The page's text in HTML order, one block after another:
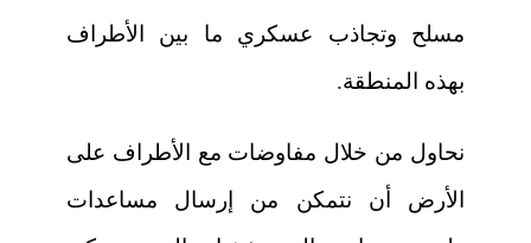
مسلح وتجاذب عسكري ما بين الأطراف
بهذه المنطقة.
نحاول من خلال مفاوضات مع الأطراف على
الأرض أن نتمكن من إرسال مساعدات